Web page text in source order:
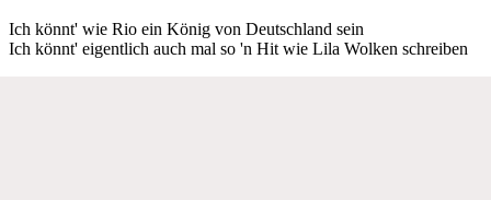
Ich könnt' wie Rio ein König von Deutschland sein
Ich könnt' eigentlich auch mal so 'n Hit wie Lila Wolken schreiben